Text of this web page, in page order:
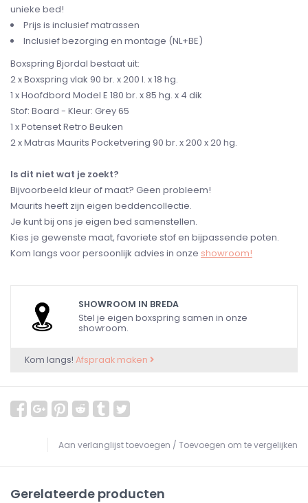
unieke bed!
Prijs is inclusief matrassen
Inclusief bezorging en montage (NL+BE)
Boxspring Bjordal bestaat uit:
2 x Boxspring vlak 90 br. x 200 l. x 18 hg.
1 x Hoofdbord Model E 180 br. x 85 hg. x 4 dik
Stof: Board - Kleur: Grey 65
1 x Potenset Retro Beuken
2 x Matras Maurits Pocketvering 90 br. x 200 x 20 hg.
Is dit niet wat je zoekt?
Bijvoorbeeld kleur of maat? Geen probleem!
Maurits heeft zijn eigen beddencollectie.
Je kunt bij ons je eigen bed samenstellen.
Kies je gewenste maat, favoriete stof en bijpassende poten.
Kom langs voor persoonlijk advies in onze showroom!
SHOWROOM IN BREDA
Stel je eigen boxspring samen in onze
showroom.
Kom langs! Afspraak maken
Aan verlanglijst toevoegen / Toevoegen om te vergelijken
Gerelateerde producten